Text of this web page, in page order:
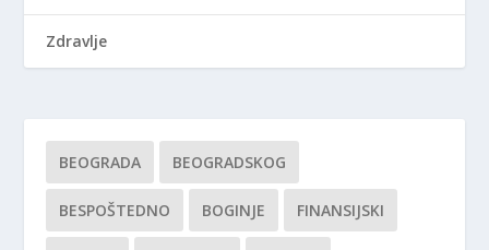
Zdravlje
BEOGRADA BEOGRADSKOG
BESPOŠTEDNO BOGINJE FINANSIJSKI